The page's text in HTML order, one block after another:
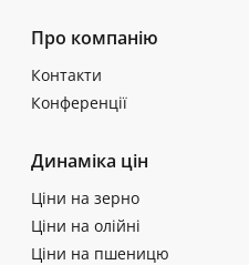
Про компанію
Контакти
Конференції
Динаміка цін
Ціни на зерно
Ціни на олійні
Ціни на пшеницю